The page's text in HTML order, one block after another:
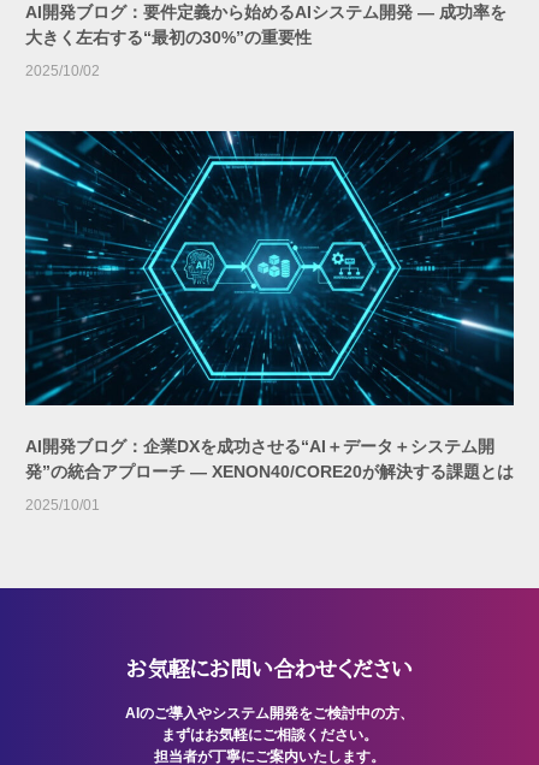
AI開発ブログ：要件定義から始めるAIシステム開発 — 成功率を
大きく左右する“最初の30%”の重要性
2025/10/02
AI開発ブログ：企業DXを成功させる“AI＋データ＋システム開
発”の統合アプローチ — XENON40/CORE20が解決する課題とは
2025/10/01
お気軽にお問い合わせください
AIのご導入やシステム開発をご検討中の方、
まずはお気軽にご相談ください。
担当者が丁寧にご案内いたします。